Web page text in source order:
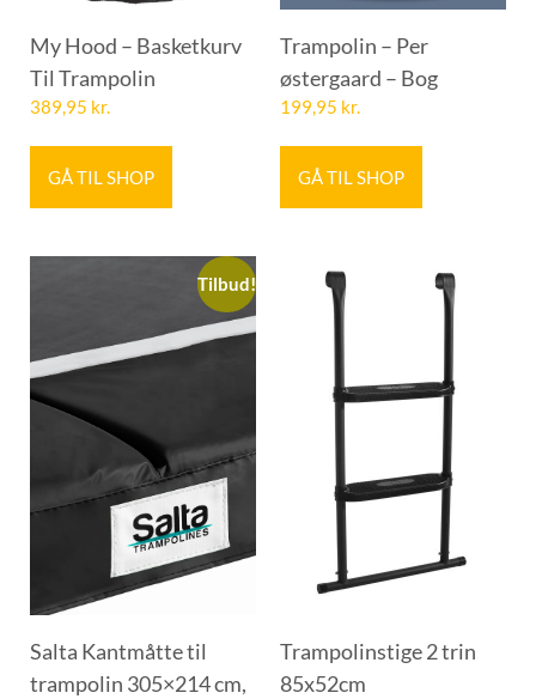
My Hood – Basketkurv
Til Trampolin
389,95 kr.
GÅ TIL SHOP
Trampolin – Per
østergaard – Bog
199,95 kr.
GÅ TIL SHOP
Tilbud!
Salta Kantmåtte til
trampolin 305×214 cm,
Trampolinstige 2 trin
85x52cm